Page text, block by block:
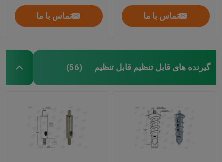
تماس با ما تماس با ما
گیرنده های قابل تنظیم قابل تنظیم (56)